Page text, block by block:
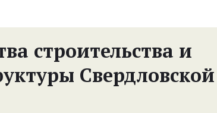
строительства и
Свердловской